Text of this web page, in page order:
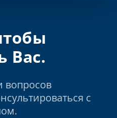
Вас.
вопросов
с